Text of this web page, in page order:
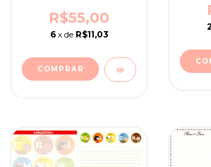
2011
R$55,00
6 x de R$11,03
2